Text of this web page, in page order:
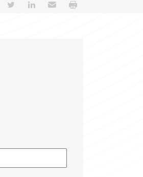
Partager sur Facebook
Partager sur Twitter
Partager sur LinkedIn
Envoyer par e-mail